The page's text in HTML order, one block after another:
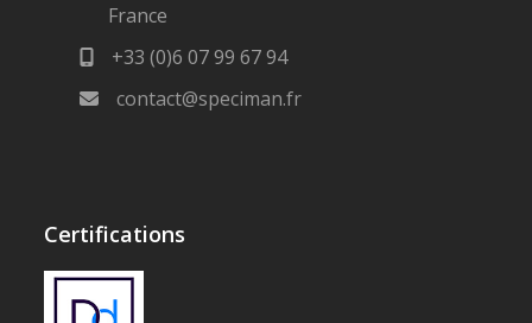
France
+33 (0)6 07 99 67 94
contact@speciman.fr
Certifications